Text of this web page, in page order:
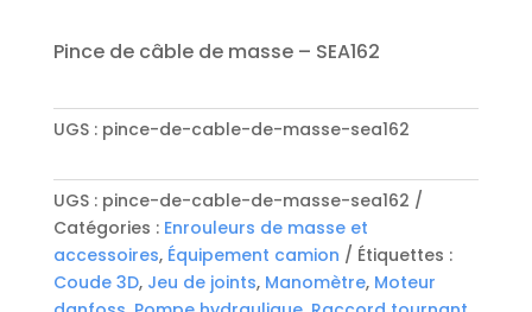
Pince de câble de masse – SEA162
UGS : pince-de-cable-de-masse-sea162
UGS : pince-de-cable-de-masse-sea162
Catégories : Enrouleurs de masse et
accessoires, Équipement camion
Étiquettes :
Coude 3D, Jeu de joints, Manomètre, Moteur